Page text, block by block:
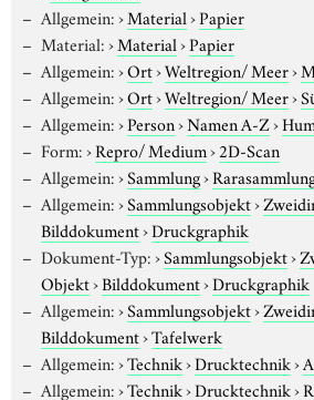
Allgemein:›Material›Papier
Material:›Material›Papier
Allgemein:›Ort›Weltregion/ Meer›
Allgemein:›Ort›Weltregion/ Meer›
Allgemein:›Person›Namen A-Z›
Form:›Repro/ Medium›2D-Scan
Allgemein:›Sammlung›
Allgemein:›Sammlungsobjekt›
Bilddokument›Druckgraphik
Dokument-Typ:›Sammlungsobjekt›
Objekt›Bilddokument›Druckgraphik
Allgemein:›Sammlungsobjekt›
Bilddokument›Tafelwerk
Allgemein:›Technik›Drucktechnik›
Allgemein:›Technik›Drucktechnik›